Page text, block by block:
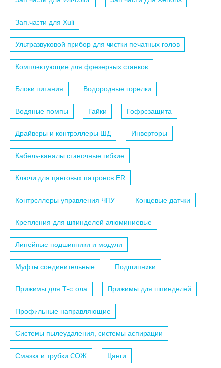
Зап.части для Xuli
Ультразвуковой прибор для чистки печатных голов
Комплектующие для фрезерных станков
Блоки питания Водородные горелки
Водяные помпы Гайки Гофрозащита
Драйверы и контроллеры ШД Инверторы
Кабель-каналы станочные гибкие
Ключи для цанговых патронов ER
Контроллеры управления ЧПУ Концевые датчки
Крепления для шпинделей алюминиевые
Линейные подшипники и модули
Муфты соединительные Подшипники
Прижимы для Т-стола Прижимы для шпинделей
Профильные направляющие
Системы пылеудаления, системы аспирации
Смазка и трубки СОЖ Цанги